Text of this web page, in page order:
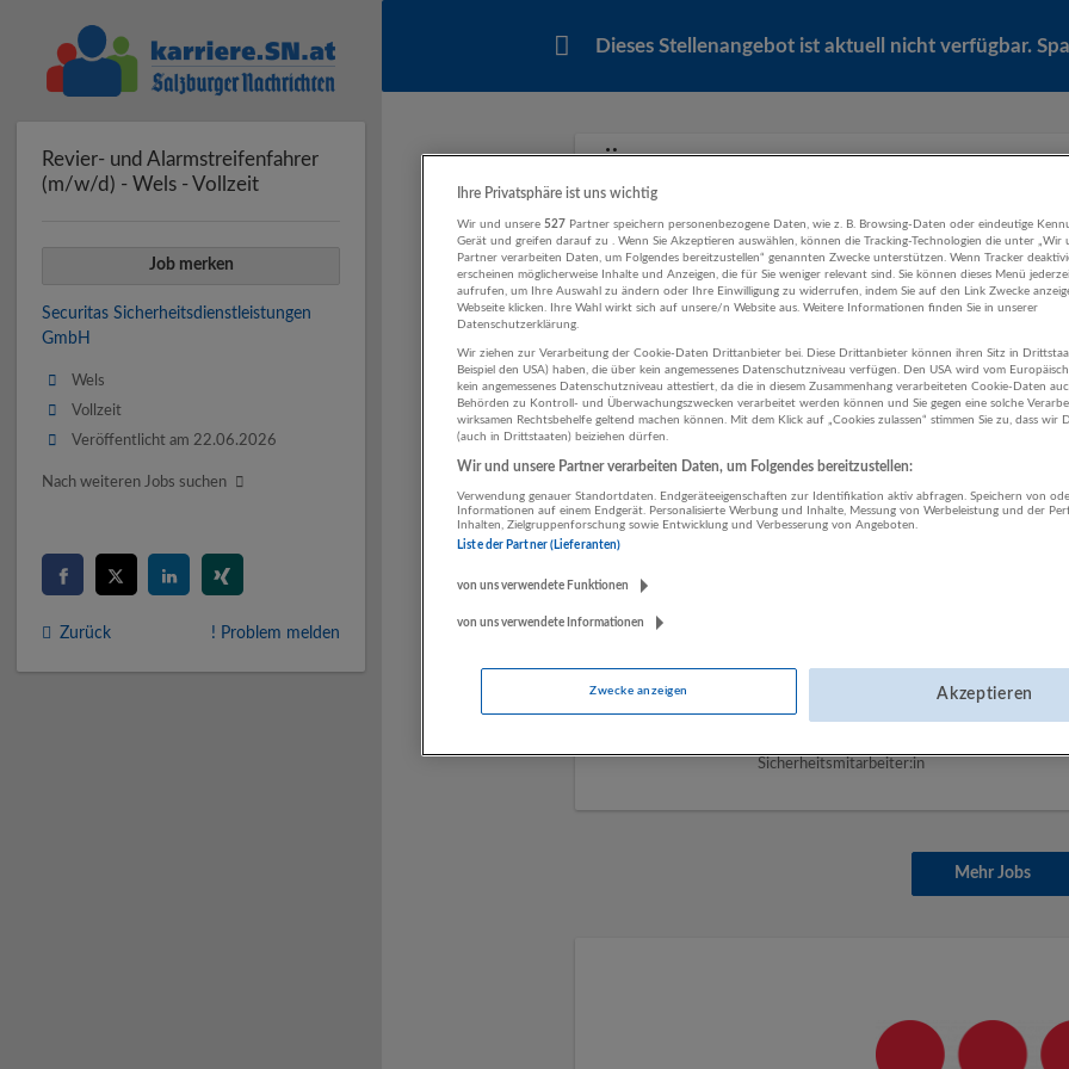
Dieses Stellenangebot ist aktuell nicht verfügbar.
Empfohlene Jobs Weitere Jobs von Securitas
14.07.2026, Securitas
Vöcklabruck
Sicherheitsmitarbeiter:in
Empfangsmitarbeiter (m/w/d) - Steyr -
Mitarbeiter Objektschutz/Werkschutz
14.07.2026,
Sicherheitsmitarbeiter:in
Mehr Jobs
Revier- und Alarmstreifenfahrer
(m/w/d) - Wels - Vollzeit
Job merken
Securitas Sicherheitsdienstleistungen
GmbH
Wels
Vollzeit
Veröffentlicht am 22.06.2026
Nach weiteren Jobs suchen
Zurück ! Problem melden
Ihre Privatsphäre ist uns wichtig
Wir und unsere 527 Partner speichern personenbezogene Daten, wie z. B. Browsing-Daten oder eindeutige
Gerät und greifen darauf zu . Wenn Sie Akzeptieren auswählen, können die Tracking-Technologien die unter „Wir
Partner verarbeiten Daten, um Folgendes bereitzustellen“ genannten Zwecke unterstützen. Wenn Tracker
erscheinen möglicherweise Inhalte und Anzeigen, die für Sie weniger relevant sind. Sie können dieses Menü
aufrufen, um Ihre Auswahl zu ändern oder Ihre Einwilligung zu widerrufen, indem Sie auf den Link Zwecke
Webseite klicken. Ihre Wahl wirkt sich auf unsere/n Website aus. Weitere Informationen finden Sie in unserer
Datenschutzerklärung.
Wir ziehen zur Verarbeitung der Cookie-Daten Drittanbieter bei. Diese Drittanbieter können ihren Sitz in
Beispiel den USA) haben, die über kein angemessenes Datenschutzniveau verfügen. Den USA wird vom
kein angemessenes Datenschutzniveau attestiert, da die in diesem Zusammenhang verarbeiteten Cookie-Daten
Behörden zu Kontroll- und Überwachungszwecken verarbeitet werden können und Sie gegen eine solche
wirksamen Rechtsbehelfe geltend machen können. Mit dem Klick auf „Cookies zulassen“ stimmen Sie zu, dass wir
(auch in Drittstaaten) beiziehen dürfen.
Wir und unsere Partner verarbeiten Daten, um Folgendes bereitzustellen:
Verwendung genauer Standortdaten. Endgeräteeigenschaften zur Identifikation aktiv abfragen. Speichern von
Informationen auf einem Endgerät. Personalisierte Werbung und Inhalte, Messung von Werbeleistung und der
Inhalten, Zielgruppenforschung sowie Entwicklung und Verbesserung von Angeboten.
Liste der Partner (Lieferanten)
von uns verwendete Funktionen
von uns verwendete Informationen
Zwecke anzeigen Akzeptieren